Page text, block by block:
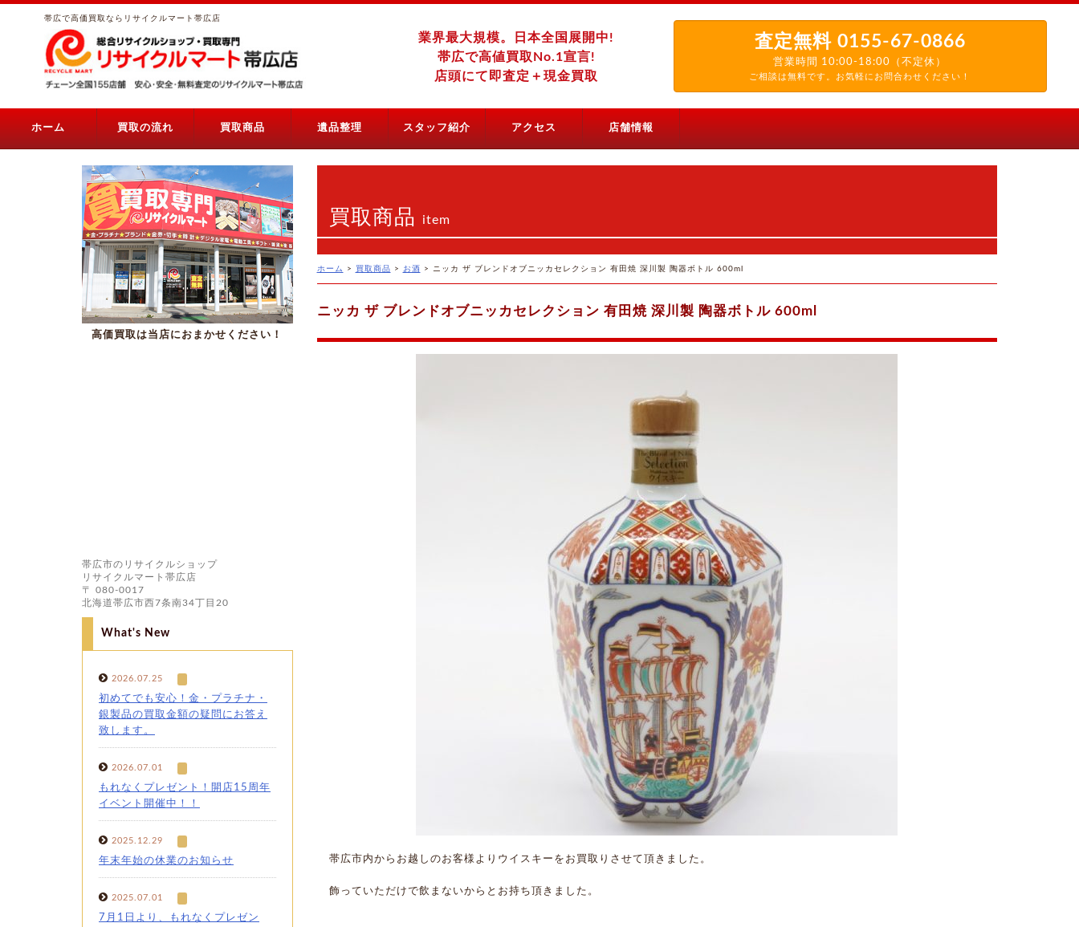
帯広で高価買取ならリサイクルマート帯広店
業界最大規模。日本全国展開中!
帯広で高値買取No.1宣言!
店頭にて即査定＋現金買取
査定無料 0155-67-0866
営業時間 10:00-18:00（不定休）
ご相談は無料です。お気軽にお問合わせください！
ホーム 買取の流れ 買取商品 遺品整理 スタッフ紹介 アクセス 店舗情報
買取商品 item
ホーム > 買取商品 > お酒 > ニッカ ザ ブレンドオブニッカセレクション 有田焼 深川製 陶器ボトル 600ml
ニッカ ザ ブレンドオブニッカセレクション 有田焼 深川製 陶器ボトル 600ml
帯広市内からお越しのお客様よりウイスキーをお買取りさせて頂きました。
飾っていただけで飲まないからとお持ち頂きました。
高価買取は当店におまかせください！
帯広市のリサイクルショップ
リサイクルマート帯広店
〒 080-0017
北海道帯広市西7条南34丁目20
What's New
2026.07.25
初めてでも安心！金・プラチナ・
銀製品の買取金額の疑問にお答え
致します。
2026.07.01
もれなくプレゼント！開店15周年
イベント開催中！！
2025.12.29
年末年始の休業のお知らせ
2025.07.01
7月1日より、もれなくプレゼン